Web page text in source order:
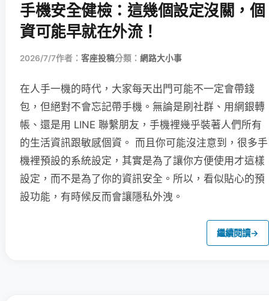
手機安全健檢：這幾個設定沒關，個
資可能早就在外流！
2026/7/7作者： 客座投稿分類： 網路大小事
在人手一機的時代，大家每天出門可能不一定會帶錢
包，但絕對不會忘記帶手機。無論是刷社群、用網銀轉
帳、還是用 LINE 聯繫朋友，手機裡幾乎裝著人們所有
的生活資訊跟敏感個資。 而且你可能沒注意到，很多手
機裡預設的系統設定，其實是為了讓你方便使用才這樣
設定，而不是為了你的資訊安全。所以，看似貼心的預
設功能，有時候反而會讓隱私外洩。
繼續閱讀→